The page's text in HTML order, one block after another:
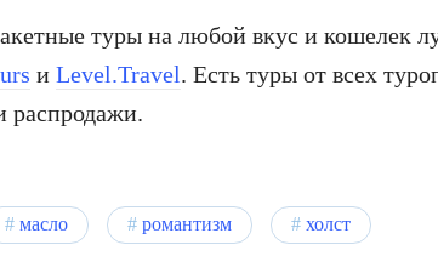
туры на любой вкус и кошелек
и Level.Travel. Есть туры от всех
распродажи.
масло романтизм холст